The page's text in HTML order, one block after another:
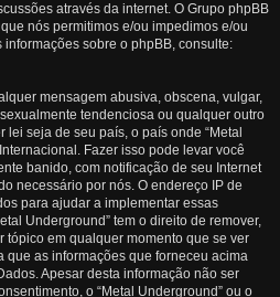
através da internet. O Grupo phpBB
nós permitimos e/ou impedimos e/ou
sobre o phpBB, consulte:
mensagem abusiva, obscena, vulgar,
tendenciosa ou qualquer outro
seja de seu país, o país onde “Metal
Fazer isso pode levar você
banido, com notificação de seu Internet
necessário por nós. O endereço IP de
para ajudar a implementar essas
Underground” tem o direito de remover,
tópico em qualquer momento que se ver
que as informações que forneceu acima
Apesar desta informação não ser
o “Metal Underground” ou o